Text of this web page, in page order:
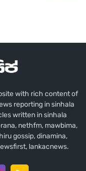
උපදේශකවරියක්
ව්‍යුහමය
ජීවිතය
දිනාගෙන
with rich content of
reporting in sinhala
written in sinhala
nethfm, mawbima,
gossip, dinamina,
lankacnews.